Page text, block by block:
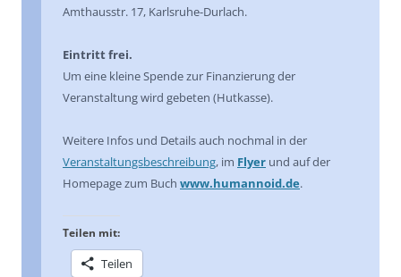
Amthausstr. 17, Karlsruhe-Durlach.
Eintritt frei.
Um eine kleine Spende zur Finanzierung der
Veranstaltung wird gebeten (Hutkasse).
Weitere Infos und Details auch nochmal in der
Veranstaltungsbeschreibung, im Flyer und auf der
Homepage zum Buch www.humannoid.de.
Teilen mit:
Teilen